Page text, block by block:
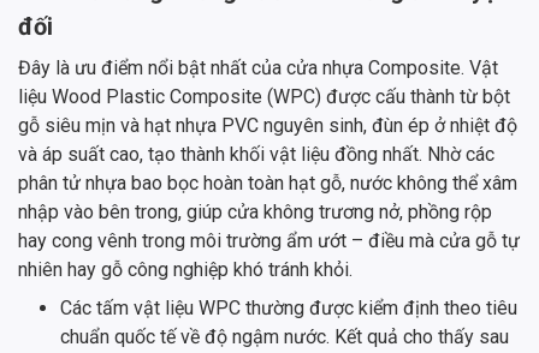
đối
Đây là ưu điểm nổi bật nhất của cửa nhựa Composite. Vật
liệu Wood Plastic Composite (WPC) được cấu thành từ bột
gỗ siêu mịn và hạt nhựa PVC nguyên sinh, đùn ép ở nhiệt độ
và áp suất cao, tạo thành khối vật liệu đồng nhất. Nhờ các
phân tử nhựa bao bọc hoàn toàn hạt gỗ, nước không thể xâm
nhập vào bên trong, giúp cửa không trương nở, phồng rộp
hay cong vênh trong môi trường ẩm ướt – điều mà cửa gỗ tự
nhiên hay gỗ công nghiệp khó tránh khỏi.
Các tấm vật liệu WPC thường được kiểm định theo tiêu
chuẩn quốc tế về độ ngậm nước. Kết quả cho thấy sau